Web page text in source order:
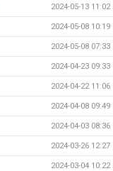
2024-05-13 11:02
2024-05-08 10:19
2024-05-08 07:33
2024-04-23 09:33
2024-04-22 11:06
2024-04-08 09:49
2024-04-03 08:36
2024-03-26 12:27
2024-03-04 10:22